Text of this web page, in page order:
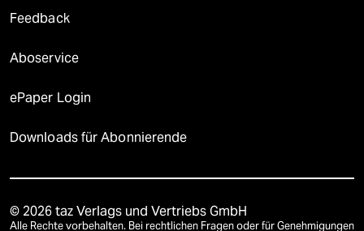
Feedback
Aboservice
ePaper Login
Downloads für Abonnierende
© 2026 taz Verlags und Vertriebs GmbH
Alle Rechte vorbehalten. Bei rechtlichen Fragen oder für Genehmigungen